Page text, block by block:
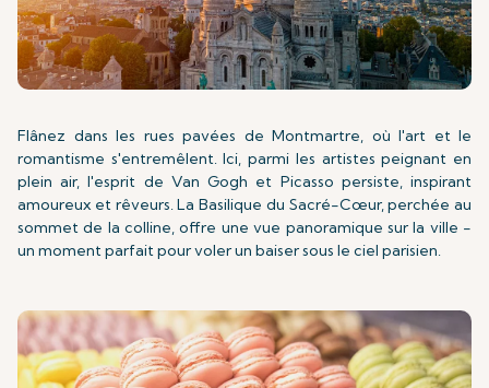
Flânez dans les rues pavées de Montmartre, où l'art et le
romantisme s'entremêlent. Ici, parmi les artistes peignant en
plein air, l'esprit de Van Gogh et Picasso persiste, inspirant
amoureux et rêveurs. La Basilique du Sacré-Cœur, perchée au
sommet de la colline, offre une vue panoramique sur la ville -
un moment parfait pour voler un baiser sous le ciel parisien.